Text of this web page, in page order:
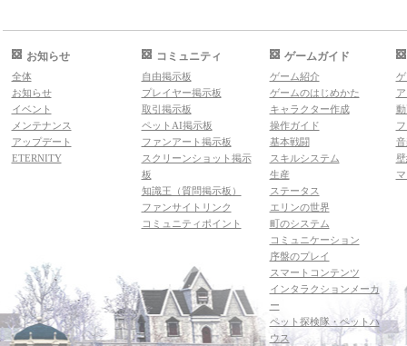
お知らせ
全体
お知らせ
イベント
メンテナンス
アップデート
ETERNITY
コミュニティ
自由掲示板
プレイヤー掲示板
取引掲示板
ペットAI掲示板
ファンアート掲示板
スクリーンショット掲示
板
知識王（質問掲示板）
ファンサイトリンク
コミュニティポイント
ゲームガイド
ゲーム紹介
ゲームのはじめかた
キャラクター作成
操作ガイド
基本戦闘
スキルシステム
生産
ステータス
エリンの世界
町のシステム
コミュニケーション
序盤のプレイ
スマートコンテンツ
インタラクションメーカ
ー
ペット探検隊・ペットハ
ウス